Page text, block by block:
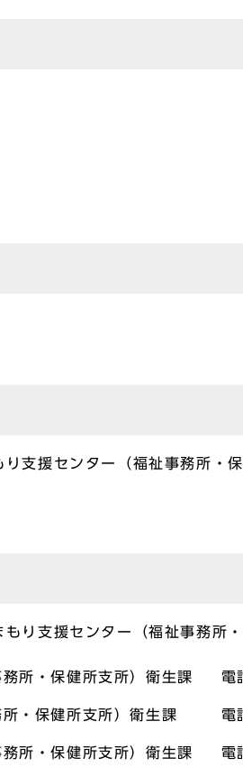
支援センター（福祉事務所・
り支援センター（福祉事務所・
事務所・保健所支所）衛生
務所・保健所支所）衛生課
事務所・保健所支所）衛生